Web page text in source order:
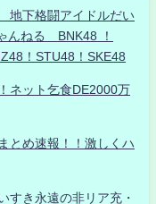
下格闘アイドルだい
んねる BNK48 ！
！STU48！SKE48
ネット乞食DE2000万
とめ速報！！激しくハ
すき永遠の非リア充・